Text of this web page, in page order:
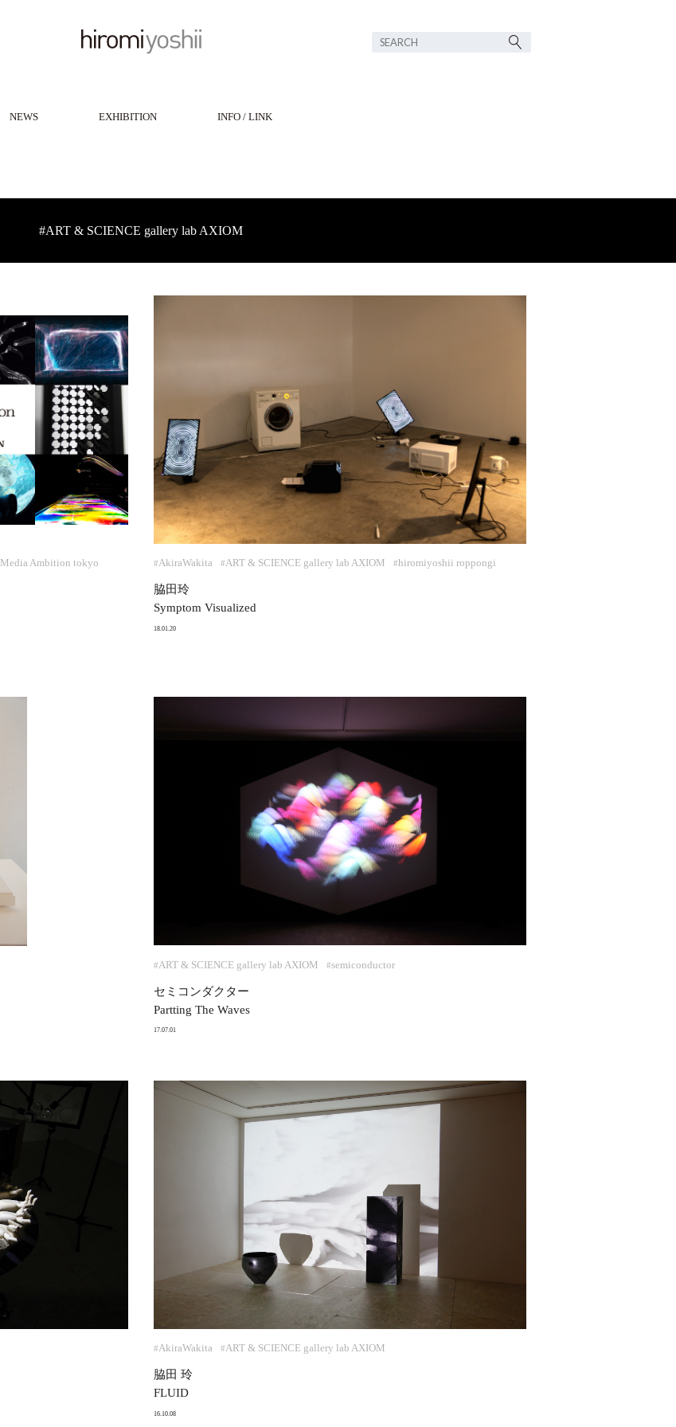
NEWS EXHIBITION INFO / LINK
#ART & SCIENCE gallery lab AXIOM
Media Ambition tokyo #AkiraWakita #ART & SCIENCE gallery lab AXIOM #hiromiyoshii roppongi
脇田玲
Symptom Visualized
18.01.20
#ART & SCIENCE gallery lab AXIOM #semiconductor
セミコンダクター
Partting The Waves
17.07.01
#AkiraWakita #ART & SCIENCE gallery lab AXIOM
脇田 玲
FLUID
16.10.08